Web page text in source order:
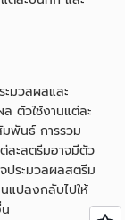
มวลผลและ
ตัวใช้งานแต่ละ
มพันธ์ การรวม
ละสตรีมอาจมีตัว
จประมวลผลสตรีม
แปลงกลับไปให้